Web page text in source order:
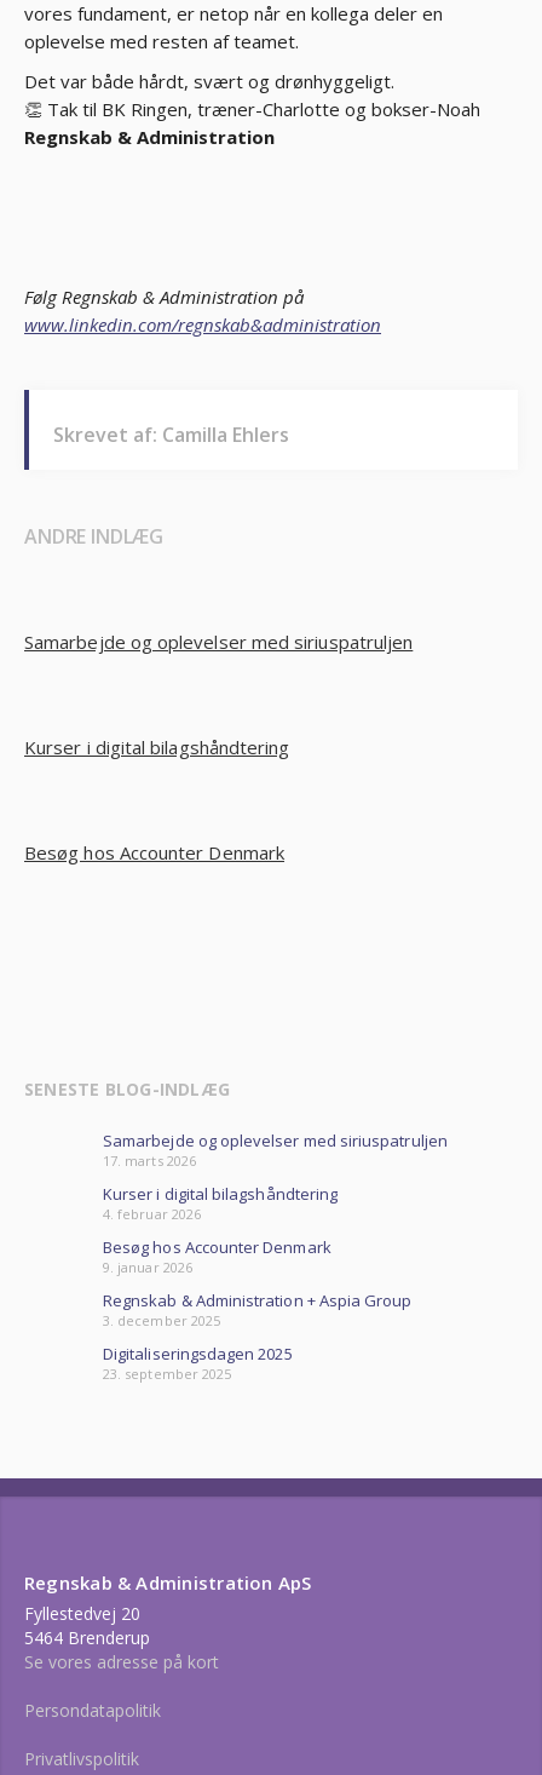
vores fundament, er netop når en kollega deler en
oplevelse med resten af teamet.
Det var både hårdt, svært og drønhyggeligt.
👏 Tak til BK Ringen, træner-Charlotte og bokser-Noah
Regnskab & Administration
Følg Regnskab & Administration på
www.linkedin.com/regnskab&administration
Skrevet af: Camilla Ehlers
ANDRE INDLÆG
Samarbejde og oplevelser med siriuspatruljen
Kurser i digital bilagshåndtering
Besøg hos Accounter Denmark
SENESTE BLOG-INDLÆG
Samarbejde og oplevelser med siriuspatruljen
17. marts 2026
Kurser i digital bilagshåndtering
4. februar 2026
Besøg hos Accounter Denmark
9. januar 2026
Regnskab & Administration + Aspia Group
3. december 2025
Digitaliseringsdagen 2025
23. september 2025
Regnskab & Administration ApS
Fyllestedvej 20
5464 Brenderup
Se vores adresse på kort
Persondatapolitik
Privatlivspolitik